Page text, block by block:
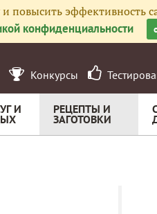
повысить эффективность
конфиденциальности
Конкурсы
И РЕЦЕПТЫ И
ЗАГОТОВКИ